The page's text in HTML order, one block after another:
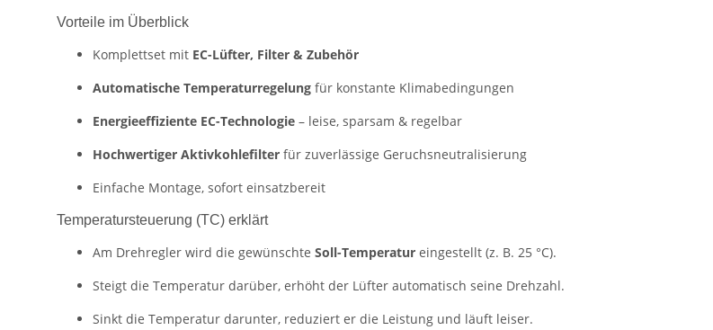
Vorteile im Überblick
Komplettset mit EC-Lüfter, Filter & Zubehör
Automatische Temperaturregelung für konstante Klimabedingungen
Energieeffiziente EC-Technologie – leise, sparsam & regelbar
Hochwertiger Aktivkohlefilter für zuverlässige Geruchsneutralisierung
Einfache Montage, sofort einsatzbereit
Temperatursteuerung (TC) erklärt
Am Drehregler wird die gewünschte Soll-Temperatur eingestellt (z. B. 25 °C).
Steigt die Temperatur darüber, erhöht der Lüfter automatisch seine Drehzahl.
Sinkt die Temperatur darunter, reduziert er die Leistung und läuft leiser.